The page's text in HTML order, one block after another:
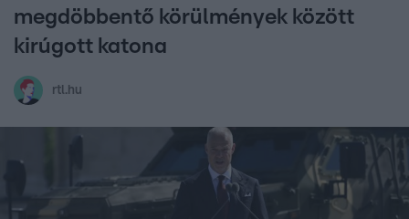
megdöbbentő körülmények között
kirúgott katona
rtl.hu